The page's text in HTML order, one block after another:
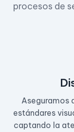
procesos de
Aseguramos
estándares
captando la